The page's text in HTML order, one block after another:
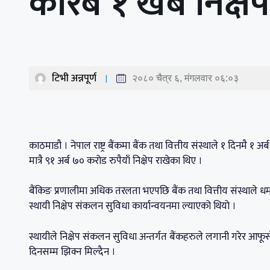
टिभी अन्नपूर्ण २०८० चैत्र ६, मंगलवार ०६:०३
काठमाडौ । नेपाल राष्ट्र बैंकमा बैंक तथा वित्तीय संस्थाले १ दिनमै
मात्रै ९१ अर्ब ७० करोड रुपैयाँ निक्षेप राखेका थिए ।
बैंकिङ प्रणालीमा अधिक तरलता भएपछि बैंक तथा वित्तीय संस्थाले
स्थायी निक्षेप संकलन सुविधा कार्यान्वयनमा ल्याएको थियो ।
स्थायीले निक्षेप संकलन सुविधा अन्तर्गत बैंकहरुले लगानी गरेर
दिनसम्म झिक्न मिल्दैन ।